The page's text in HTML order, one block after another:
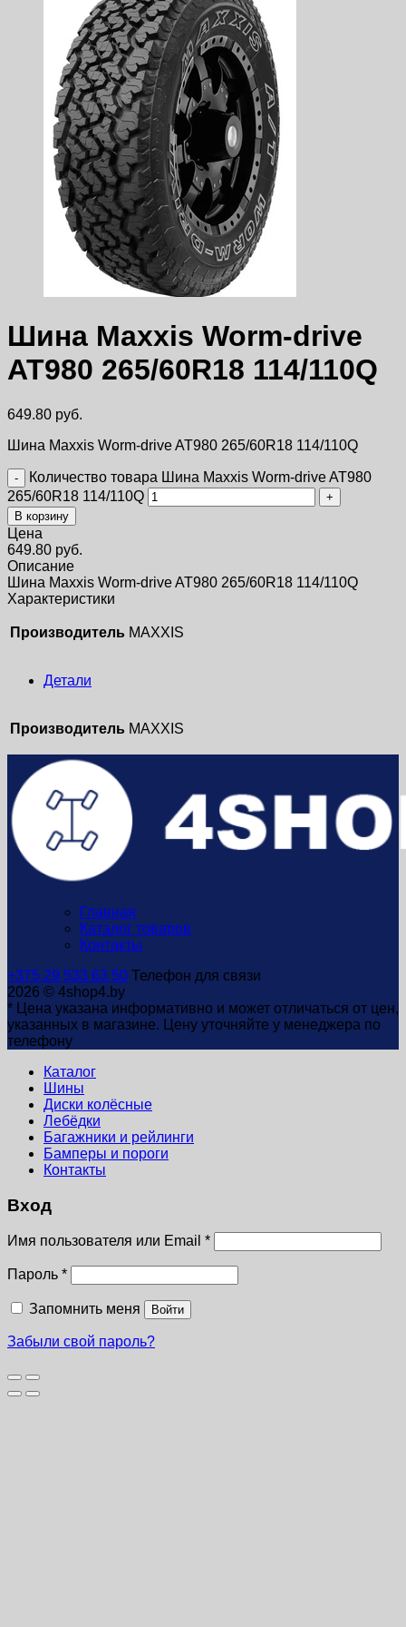
Шина Maxxis Worm-drive
AT980 265/60R18 114/110Q
649.80 руб.
Шина Maxxis Worm-drive AT980 265/60R18 114/110Q
Количество товара Шина Maxxis Worm-drive AT980
265/60R18 114/110Q
В корзину
Цена
649.80 руб.
Описание
Шина Maxxis Worm-drive AT980 265/60R18 114/110Q
Характеристики
Производитель MAXXIS
Детали
Производитель MAXXIS
Главная
Каталог товаров
Контакты
+375 29 533 63 50 Телефон для связи
2026 © 4shop4.by
* Цена указана информативно и может отличаться от цен,
указанных в магазине. Цену уточняйте у менеджера по
телефону
Каталог
Шины
Диски колёсные
Лебёдки
Багажники и рейлинги
Бамперы и пороги
Контакты
Вход
Имя пользователя или Email *
Пароль *
Запомнить меня Войти
Забыли свой пароль?